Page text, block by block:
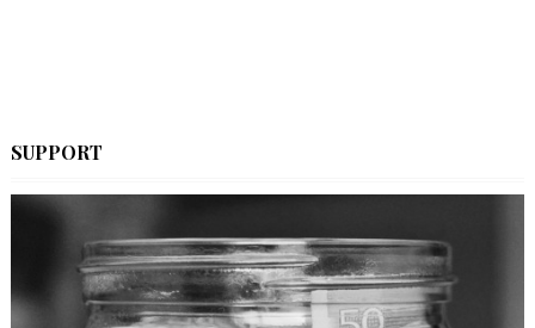
SUPPORT